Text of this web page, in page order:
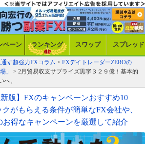
ペーン ランキング スワップ スプレッド
す超強力FXコラム > FXデイトレーダーZEROの
」
> 2月貿易収支サプライズ黒字３２９億！基本的
へ。
新版】FXのキャンペーンおすすめ10
がもらえる条件が簡単なFX会社や、
お得なキャンペーンを厳選して紹介